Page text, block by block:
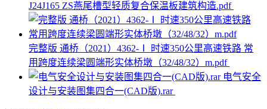
J24J165 ZS燕尾槽型轻质复合保温板建筑构造.pdf
完整版 通桥（2021）4362-Ⅰ 时速350公里高速铁路 常
用跨度连续梁圆端形实体桥墩（32/48/32）m.pdf
电气安全
设计与安装图集四合一(CAD版).rar